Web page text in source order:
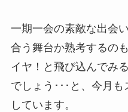
一期一会の素敵な出会
合う舞台か熟考するの
イヤ！と飛び込んでみ
でしょう･･･と、今月
しています。